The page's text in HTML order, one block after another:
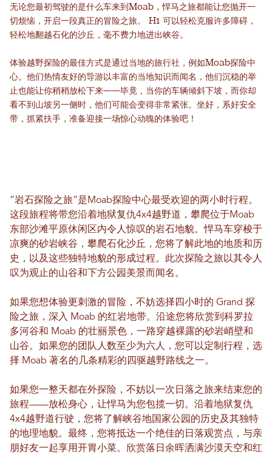
无论您最初驾驶的是什么车来到Moab，悍马之旅都能让您抛开一
切烦恼，开启一段真正的冒险之旅。 H1 可以轻松克服许多障碍，
轻松地翻越石化的沙丘，毫不费力地进出峡谷。
体验越野探险的最佳方式是通过当地的旅行社，例如Moab探险中
心。他们热情友好的导游以丰富的当地知识而闻名，他们沉稳的举
止也能让你稍稍放松下来——毕竟，当你的车辆倾斜下坡，而你却
看不到山坡另一侧时，他们可能会变得非常紧张。坐好，系好安全
带，抓紧扶手，准备迎接一场惊心动魄的体验吧！
“岩石探险之旅”是Moab探险中心最受欢迎的两小时行程。
这段旅程将带您沿着地狱复仇4x4越野道，攀爬位于Moab
东部沙滩平原休闲区内令人惊叹的岩石地貌。悍马车穿梭于
凉爽的砂岩峡谷，攀爬石化沙丘，您将了解此地的地质和历
史，以及这些独特地貌的形成过程。此次探险之旅以其令人
叹为观止的山谷和下方公园美景而闻名。
如果您想体验更刺激的冒险，不妨选择四小时的 Grand 探
险之旅，深入 Moab 的红岩地带。沿途您将欣赏到科罗拉
多河谷和 Moab 的壮丽景色，一路穿越裸露的砂岩峭壁和
山谷。如果您的团队人数至少为六人，您可以定制行程，选
择 Moab 著名的几条精彩的四驱越野路线之一。
如果您一整天都在外探险，不妨以一次日落之旅来结束您的
旅程——放松身心，让悍马为您包揽一切。沿着地狱复仇
4x4越野道行驶，您将了解峡谷地国家公园的历史及其独特
的地理地貌。最终，您将抵达一个绝佳的日落观赏点，与亲
朋好友一起享用开胃小菜。欣赏落日余晖洒满沙漠天空和红